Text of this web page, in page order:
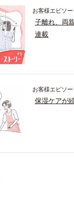
お客様エピソー
子離れ、両
連載
お客様エピソー
保湿ケアが